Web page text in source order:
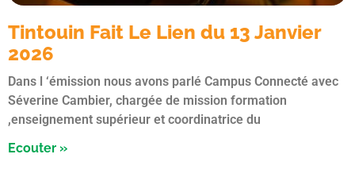
Tintouin Fait Le Lien du 13 Janvier
2026
Dans l ‘émission nous avons parlé Campus Connecté avec
Séverine Cambier, chargée de mission formation
,enseignement supérieur et coordinatrice du
Ecouter »